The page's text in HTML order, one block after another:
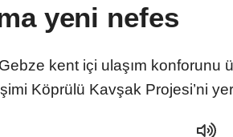
yeni nefes
kent içi ulaşım konforunu
Köprülü Kavşak Projesi’ni